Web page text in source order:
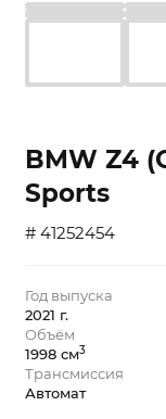
BMW Z4
Sports
# 41252454
Год выпуска
2021 г.
Объём
1998 см3
Трансмиссия
Автомат